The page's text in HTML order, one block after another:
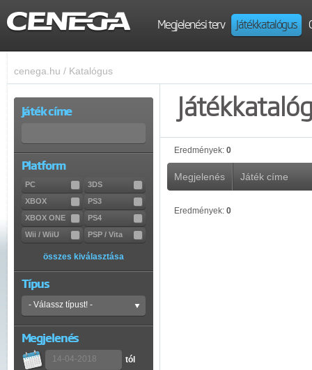
Megjelenési terv Játékkatalógus
cenega.hu / Katalógus
Játék címe
Platform
PC
3DS
XBOX
PS3
XBOX ONE
PS4
Wii / WiiU
PSP / Vita
összes kiválasztása
Típus
Megjelenés
tól
Eredmények: 0
Megjelenés Játék címe
Eredmények: 0